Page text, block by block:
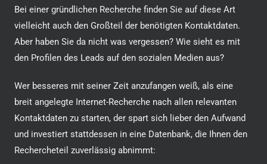
Bei einer gründlichen Recherche finden Sie auf diese Art
vielleicht auch den Großteil der benötigten Kontaktdaten.
Aber haben Sie da nicht was vergessen? Wie sieht es mit
den Profilen des Leads auf den sozialen Medien aus?
Wer besseres mit seiner Zeit anzufangen weiß, als eine
breit angelegte Internet-Recherche nach allen relevanten
Kontaktdaten zu starten, der spart sich lieber den Aufwand
und investiert stattdessen in eine Datenbank, die Ihnen den
Rechercheteil zuverlässig abnimmt: